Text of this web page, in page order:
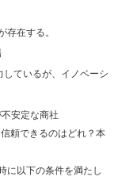
存在する。
ているが、イノベーシ
安定な商社
に以下の条件を満たし